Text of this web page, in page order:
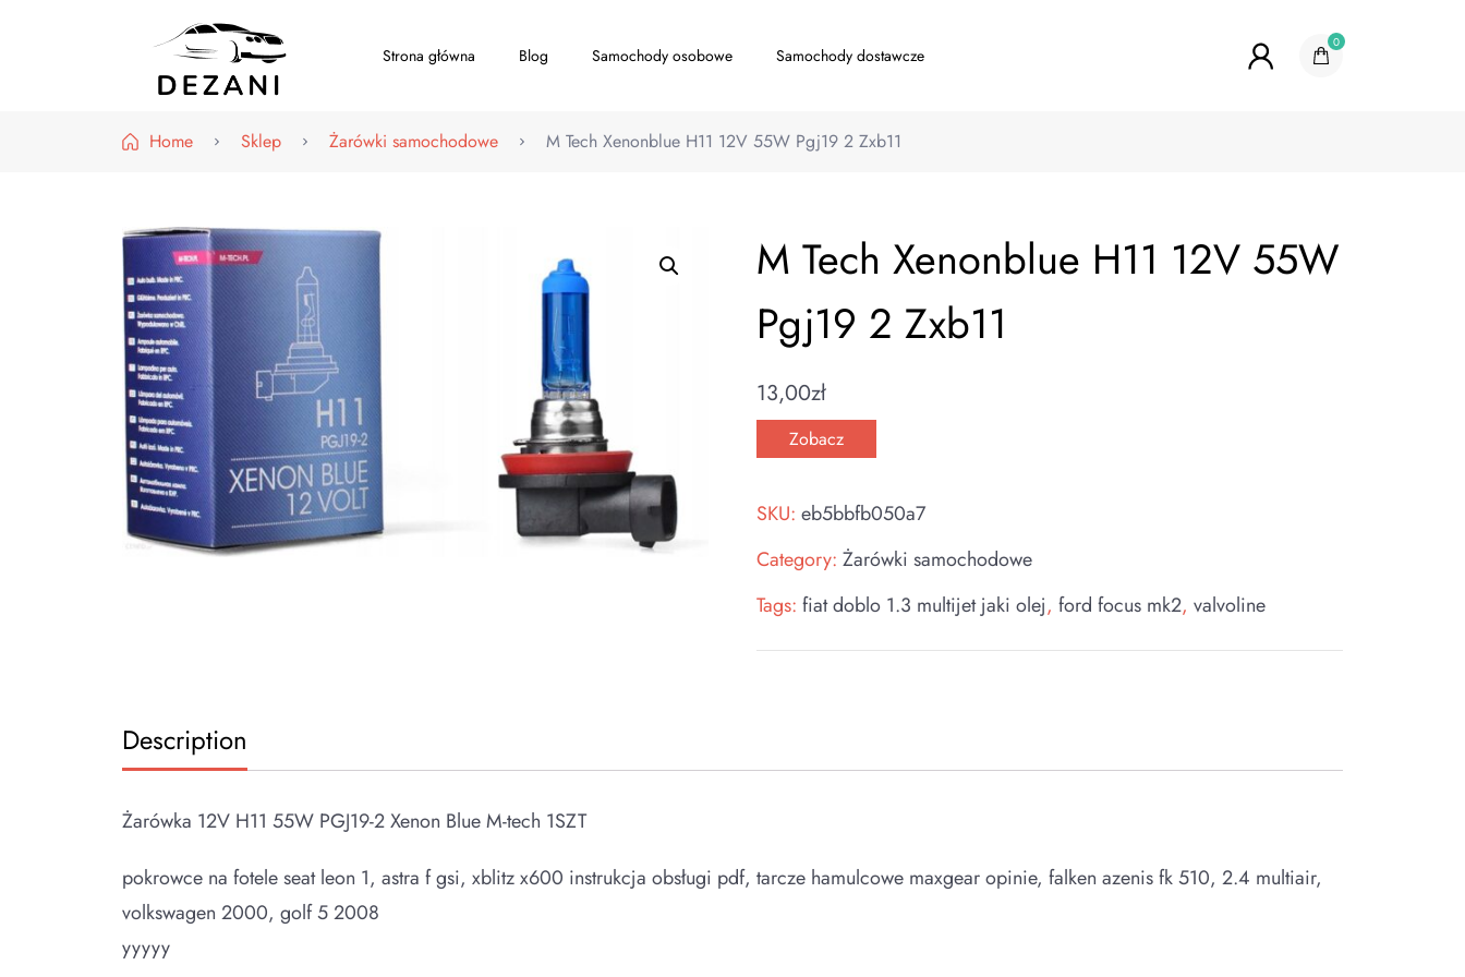
Strona główna Blog Samochody osobowe Samochody dostawcze
0
Home Sklep Żarówki samochodowe M Tech Xenonblue H11 12V 55W Pgj19 2 Zxb11
M Tech Xenonblue H11 12V 55W
Pgj19 2 Zxb11
13,00zł
Zobacz
SKU:eb5bbfb050a7
Category:Żarówki samochodowe
Tags:fiat doblo 1.3 multijet jaki olej,ford focus mk2,valvoline
Description
Żarówka 12V H11 55W PGJ19-2 Xenon Blue M-tech 1SZT
pokrowce na fotele seat leon 1, astra f gsi, xblitz x600 instrukcja obsługi pdf, tarcze hamulcowe maxgear opinie, falken azenis fk 510, 2.4 multiair,
volkswagen 2000, golf 5 2008
yyyyy